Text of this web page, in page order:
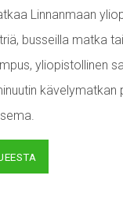
Linnanmaan
busseilla matka
yliopistollinen
kävelymatkan